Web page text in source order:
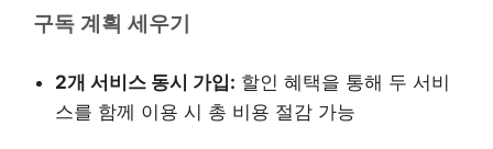
구독 계획 세우기
2개 서비스 동시 가입: 할인 혜택을 통해 두 서비
스를 함께 이용 시 총 비용 절감 가능